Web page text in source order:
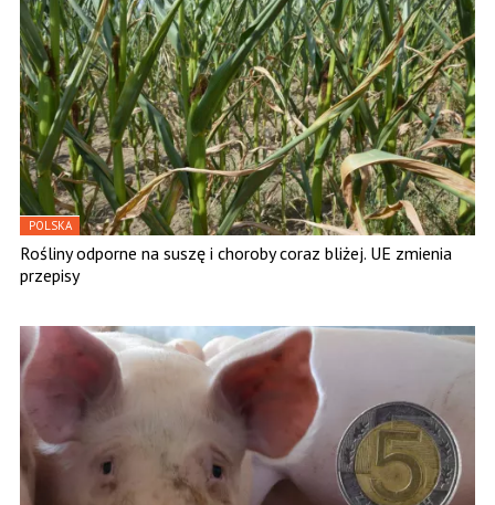
POLSKA
Rośliny odporne na suszę i choroby coraz bliżej. UE zmienia
przepisy